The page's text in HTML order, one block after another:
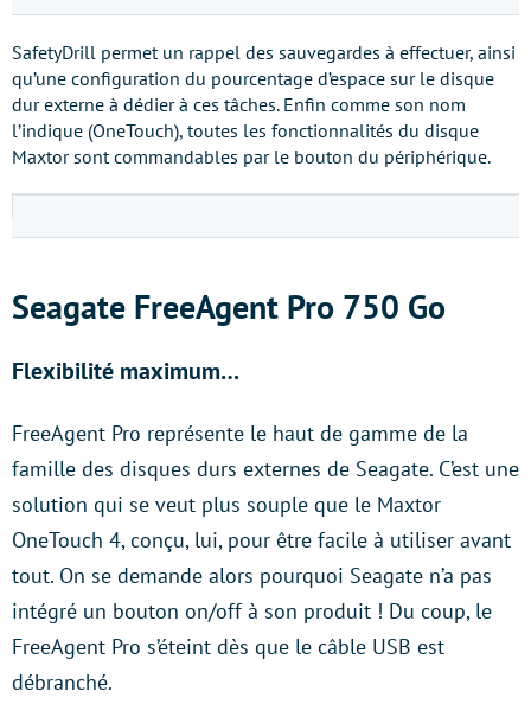
SafetyDrill permet un rappel des sauvegardes à effectuer, ainsi
qu’une configuration du pourcentage d’espace sur le disque
dur externe à dédier à ces tâches. Enfin comme son nom
l’indique (OneTouch), toutes les fonctionnalités du disque
Maxtor sont commandables par le bouton du périphérique.
Seagate FreeAgent Pro 750 Go
Flexibilité maximum…
FreeAgent Pro représente le haut de gamme de la
famille des disques durs externes de Seagate. C’est une
solution qui se veut plus souple que le Maxtor
OneTouch 4, conçu, lui, pour être facile à utiliser avant
tout. On se demande alors pourquoi Seagate n’a pas
intégré un bouton on/off à son produit ! Du coup, le
FreeAgent Pro s’éteint dès que le câble USB est
débranché.